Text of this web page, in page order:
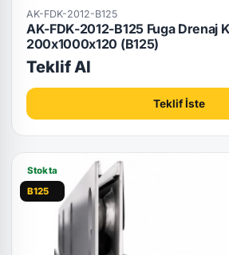
AK-FDK-2012-B125
AK-FDK-2012-B125 Fuga Drenaj
200x1000x120 (B125)
Teklif Al
Teklif İste
Stokta
B125